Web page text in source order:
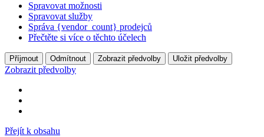
Spravovat možnosti
Spravovat služby
Správa {vendor_count} prodejců
Přečtěte si více o těchto účelech
Příjmout Odmítnout Zobrazit předvolby Uložit předvolby
Zobrazit předvolby
Přejít k obsahu